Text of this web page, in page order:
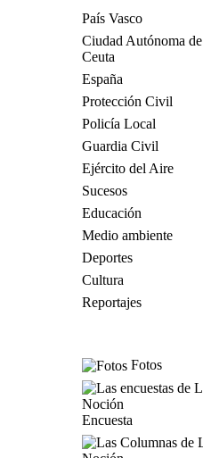
País Vasco
Ciudad Autónoma de
Ceuta
España
Protección Civil
Policía Local
Guardia Civil
Ejército del Aire
Sucesos
Educación
Medio ambiente
Deportes
Cultura
Reportajes
Fotos
Encuesta